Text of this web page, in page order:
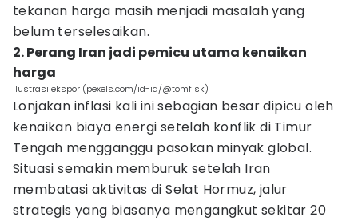
tekanan harga masih menjadi masalah yang
belum terselesaikan.
2. Perang Iran jadi pemicu utama kenaikan
harga
ilustrasi ekspor (pexels.com/id-id/@tomfisk)
Lonjakan inflasi kali ini sebagian besar dipicu oleh
kenaikan biaya energi setelah konflik di Timur
Tengah mengganggu pasokan minyak global.
Situasi semakin memburuk setelah Iran
membatasi aktivitas di Selat Hormuz, jalur
strategis yang biasanya mengangkut sekitar 20